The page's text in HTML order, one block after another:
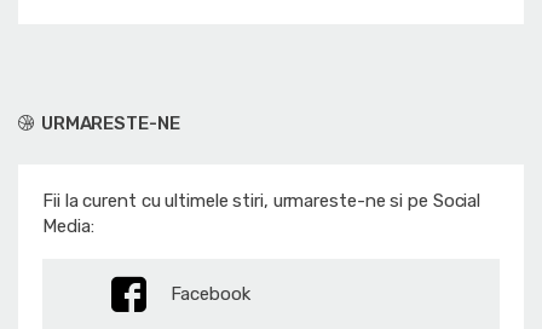
URMARESTE-NE
Fii la curent cu ultimele stiri, urmareste-ne si pe Social
Media:
Facebook